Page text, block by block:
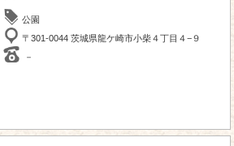
公園
〒301-0044 茨城県龍ケ崎市小柴４丁目４−９
－